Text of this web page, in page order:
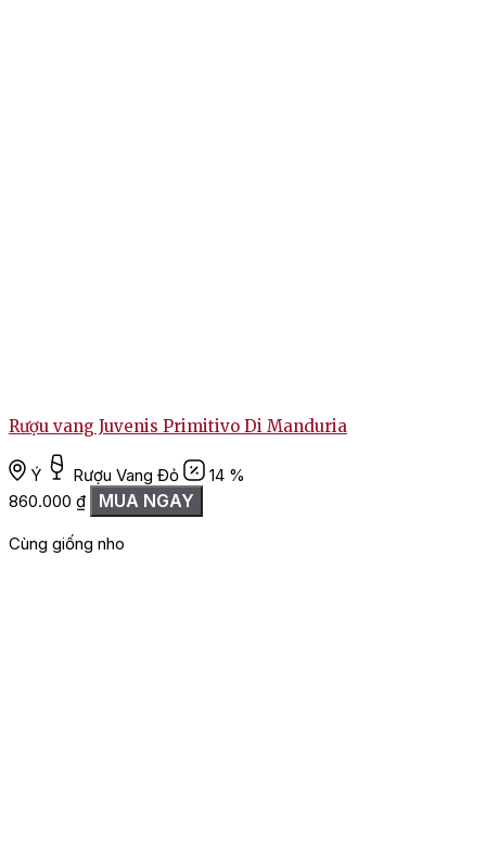
Rượu vang Juvenis Primitivo Di Manduria
Ý Rượu Vang Đỏ
14 %
860.000 ₫ MUA NGAY
Cùng giống nho